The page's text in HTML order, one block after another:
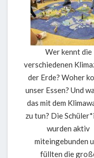
Wer kennt die
verschiedenen
der Erde? Woher
unser Essen? Und
das mit dem
zu tun? Die
wurden aktiv
miteingebunden
füllten die